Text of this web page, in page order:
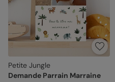
Petite Jungle
Demande Parrain Marraine